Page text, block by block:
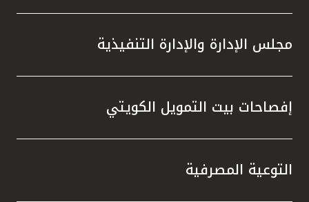
مجلس الإدارة والإدارة التنفيذية
إفصاحات بيت التمويل الكويتي
التوعية المصرفية